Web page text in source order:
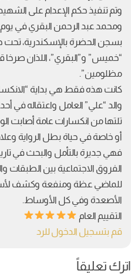
وتم تنفيذ حكم الإعدام على
بسجن الحضرة بالإسكندرية،
“خميس” و”البقري”، اللذان صرخا
مظلومين”.
كانت هذه فقط هي بداية
والد “علي” العامل واعتقاله في
أو خاصة في حياة بطل الرواية
فهي جديرة بالتأمل والبحث في
الفروق الاجتماعية بين الطبقات
للماضي عظة ومنفعة وكشف
الأصعدة وفي كل الأوساط.
التقييم العام
قم بتسجيل الدخول للرد
اترك تعليقاً